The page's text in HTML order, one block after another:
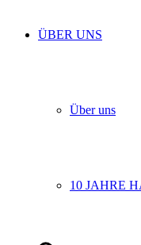
ÜBER UNS
Über uns
10 JAHRE